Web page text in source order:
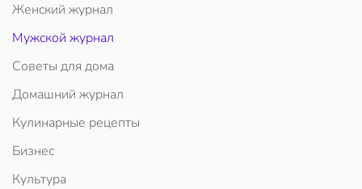
Женский журнал
Мужской журнал
Советы для дома
Домашний журнал
Кулинарные рецепты
Бизнес
Культура